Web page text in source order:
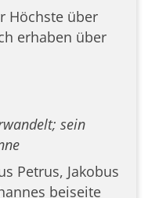
Höchste über
erhaben über
sein
Petrus, Jakobus
beiseite